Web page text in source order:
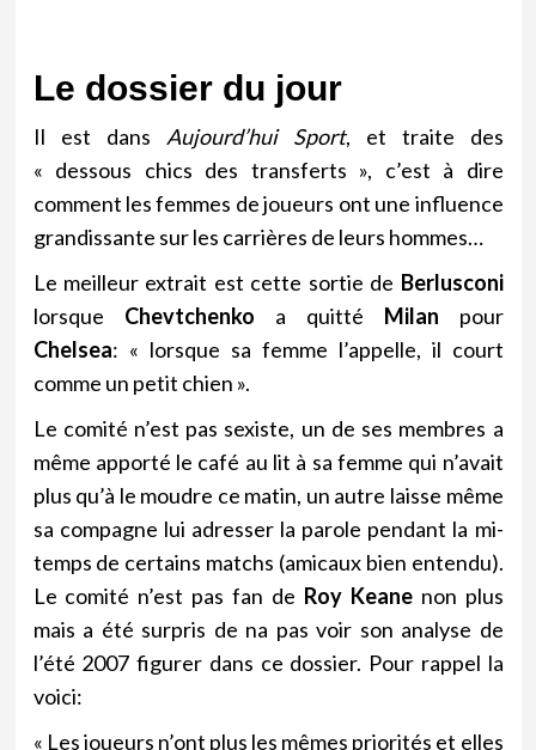
Le dossier du jour
Il est dans Aujourd’hui Sport, et traite des
« dessous chics des transferts », c’est à dire
comment les femmes de joueurs ont une influence
grandissante sur les carrières de leurs hommes…
Le meilleur extrait est cette sortie de Berlusconi
lorsque Chevtchenko a quitté Milan pour
Chelsea: « lorsque sa femme l’appelle, il court
comme un petit chien ».
Le comité n’est pas sexiste, un de ses membres a
même apporté le café au lit à sa femme qui n’avait
plus qu’à le moudre ce matin, un autre laisse même
sa compagne lui adresser la parole pendant la mi-
temps de certains matchs (amicaux bien entendu).
Le comité n’est pas fan de Roy Keanenon plus
mais a été surpris de na pas voir son analyse de
l’été 2007 figurer dans ce dossier. Pour rappel la
voici:
« Les joueurs n’ont plus les mêmes priorités et elles